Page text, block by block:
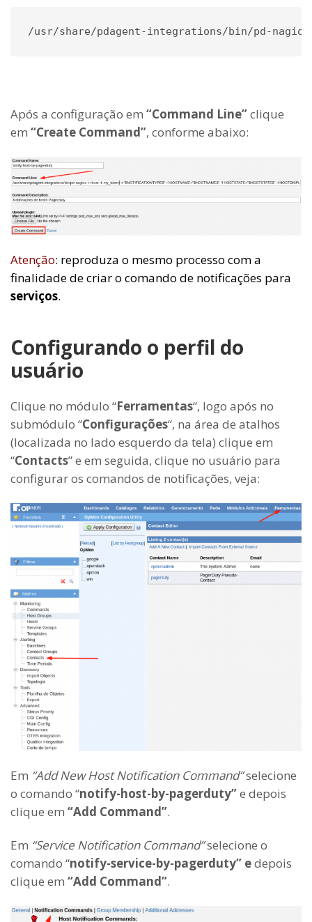
/usr/share/pdagent-integrations/bin/pd-
Após a configuração em “Command Line”clique
em “Create Command”, conforme abaixo:
Atenção: reproduza o mesmo processo com a
finalidade de criar o comando de notificações para
serviços.
Configurando o perfil do
usuário
Clique no módulo “Ferramentas“, logo após no
submódulo “Configurações“, na área de atalhos
(localizada no lado esquerdo da tela) clique em
“Contacts” e em seguida, clique no usuário para
configurar os comandos de notificações, veja:
Em “Add New Host Notification Command”selecione
o comando “notify-host-by-pagerduty”e depois
clique em “Add Command”.
Em “Service Notification Command”selecione o
comando “notify-service-by-pagerduty” edepois
clique em “Add Command”.